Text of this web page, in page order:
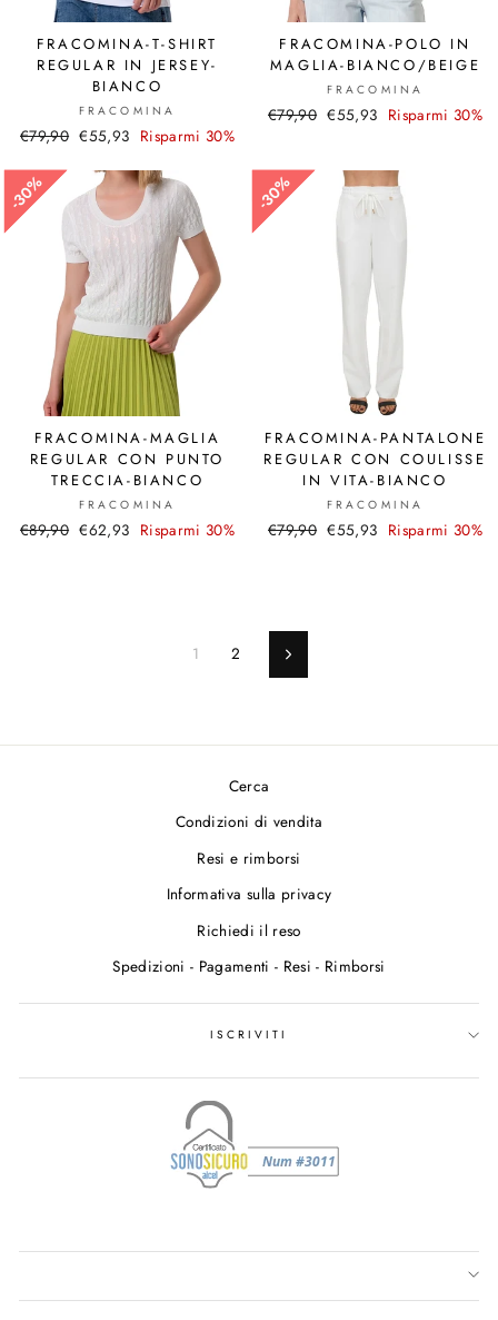
FRACOMINA-T-SHIRT
REGULAR IN JERSEY-
BIANCO
FRACOMINA
Prezzo
listino
€79,90 Prezzo
€55,93 Risparmi 30%
FRACOMINA-POLO IN
MAGLIA-BIANCO/BEIGE
FRACOMINA
Prezzo
€79,90 Prezzo
€55,93 Risparmi 30%
30%
30%
FRACOMINA-MAGLIA
REGULAR CON PUNTO
TRECCIA-BIANCO
FRACOMINA
Prezzo
€89,90 Prezzo
€62,93 Risparmi 30%
30%
30%
FRACOMINA-PANTALONE
REGULAR CON COULISSE
IN VITA-BIANCO
FRACOMINA
Prezzo
€79,90 Prezzo
€55,93 Risparmi 30%
1 2 Pagina
successiva
Cerca
Condizioni di vendita
Resi e rimborsi
Informativa sulla privacy
Richiedi il reso
Spedizioni - Pagamenti - Resi - Rimborsi
ISCRIVITI